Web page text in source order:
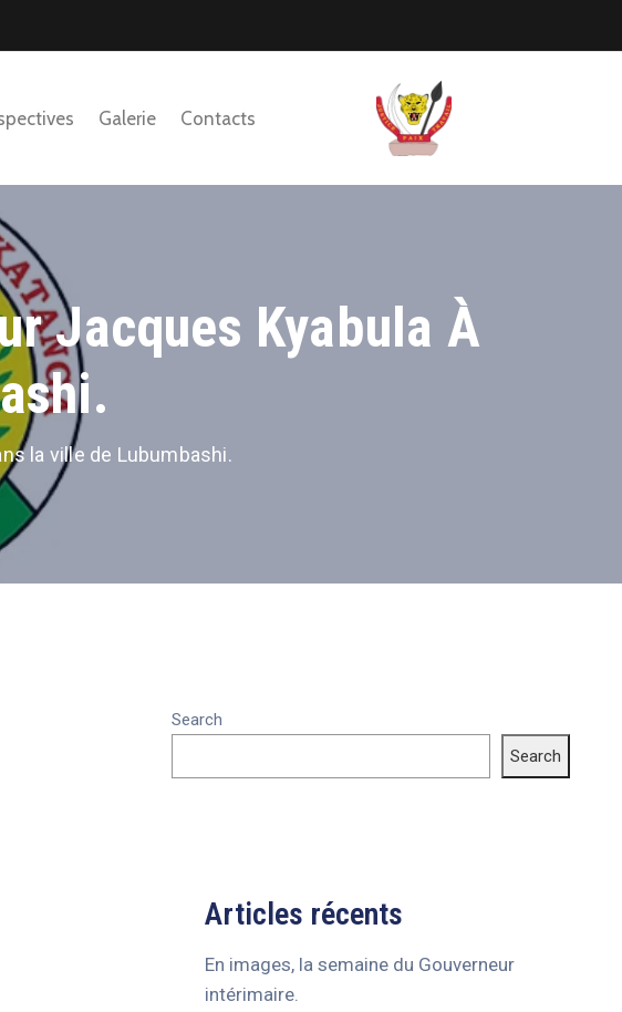
Galerie Contacts
Jacques Kyabula À
la ville de Lubumbashi.
Search
Search
Articles récents
En images, la semaine du Gouverneur
intérimaire.